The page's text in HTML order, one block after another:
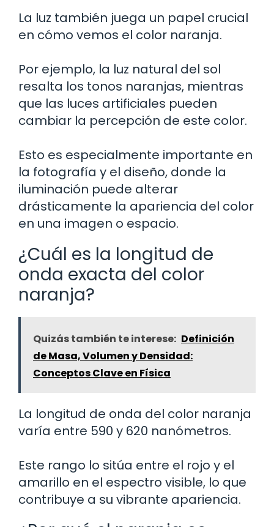
La luz también juega un papel crucial
en cómo vemos el color naranja.
Por ejemplo, la luz natural del sol
resalta los tonos naranjas, mientras
que las luces artificiales pueden
cambiar la percepción de este color.
Esto es especialmente importante en
la fotografía y el diseño, donde la
iluminación puede alterar
drásticamente la apariencia del color
en una imagen o espacio.
¿Cuál es la longitud de
onda exacta del color
naranja?
Quizás también te interese: Definición
de Masa, Volumen y Densidad:
Conceptos Clave en Física
La longitud de onda del color naranja
varía entre 590 y 620 nanómetros.
Este rango lo sitúa entre el rojo y el
amarillo en el espectro visible, lo que
contribuye a su vibrante apariencia.